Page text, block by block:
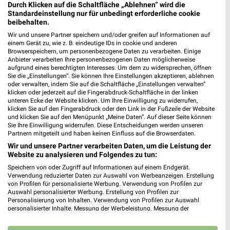
V-Markt Immenstadt
87509 Immenstadt
Heute 08:00 - 20:00 Uhr | Geschlossen
18,03 km
V-Markt Nesselwang
Hertinger Weg 2
87484 Nesselwang
Heute 08:00 - 20:00 Uhr | Geschlossen
19,33 km
V-Markt Marktoberdorf
Johann-Georg-Fendt-Str. 33
87616 Marktoberdorf
Durch Klicken auf die Schaltfläche „Ablehnen“ wird die
Standardeinstellung nur für unbedingt erforderliche cookie
beibehalten.
Wir und unsere Partner speichern und/oder greifen auf Informationen auf
einem Gerät zu, wie z. B. eindeutige IDs in cookie und anderen
Browserspeichern, um personenbezogene Daten zu verarbeiten. Einige
Anbieter verarbeiten Ihre personenbezogenen Daten möglicherweise
aufgrund eines berechtigten Interesses. Um dem zu widersprechen, öffnen
Sie die „Einstellungen“. Sie können Ihre Einstellungen akzeptieren, ablehnen
oder verwalten, indem Sie auf die Schaltfläche „Einstellungen verwalten“
klicken oder jederzeit auf die Fingerabdruck-Schaltfläche in der linken
unteren Ecke der Website klicken. Um Ihre Einwilligung zu widerrufen,
klicken Sie auf den Fingerabdruck oder den Link in der Fußzeile der Website
und klicken Sie auf den Menüpunkt „Meine Daten“. Auf dieser Seite können
Sie Ihre Einwilligung widerrufen. Diese Entscheidungen werden unseren
Partnern mitgeteilt und haben keinen Einfluss auf die Browserdaten.
Wir und unsere Partner verarbeiten Daten, um die Leistung der
Website zu analysieren und Folgendes zu tun:
Speichern von oder Zugriff auf Informationen auf einem Endgerät.
Verwendung reduzierter Daten zur Auswahl von Werbeanzeigen. Erstellung
von Profilen für personalisierte Werbung. Verwendung von Profilen zur
Auswahl personalisierter Werbung. Erstellung von Profilen zur
Personalisierung von Inhalten. Verwendung von Profilen zur Auswahl
personalisierter Inhalte. Messung der Werbeleistung. Messung der
Kombinationen von Daten aus verschiedenen Quellen. Entwicklung und